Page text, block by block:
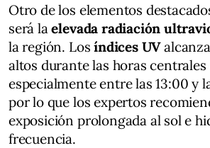
Otro de los elementos
será laelevada radiación
la región. Losíndices UV
altos durante las horas centrales
especialmente entre las 13:00 y
por lo que los expertos
exposición prolongada al sol e
frecuencia.